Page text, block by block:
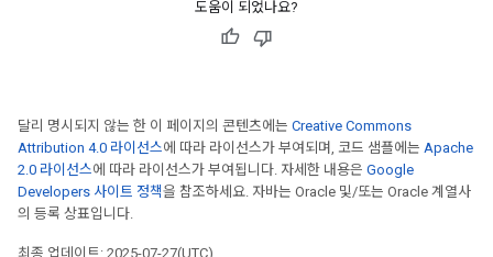
도움이 되었나요?
달리 명시되지 않는 한 이 페이지의 콘텐츠에는 Creative Commons
Attribution 4.0 라이선스에 따라 라이선스가 부여되며, 코드 샘플에는 Apache
2.0 라이선스에 따라 라이선스가 부여됩니다. 자세한 내용은 Google
Developers 사이트 정책을 참조하세요. 자바는 Oracle 및/또는 Oracle 계열사
의 등록 상표입니다.
최종 업데이트: 2025-07-27(UTC)